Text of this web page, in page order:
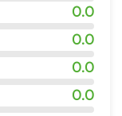
0.0
0.0
0.0
0.0